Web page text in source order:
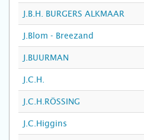
J.B.H. BURGERS ALKMAAR
J.Blom - Breezand
J.BUURMAN
J.C.H.
J.C.H.RÖSSING
J.C.Higgins